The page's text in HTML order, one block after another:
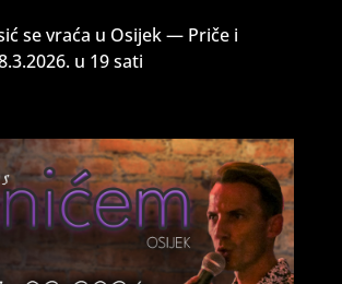
se vraća u Osijek — Priče i
u 19 sati